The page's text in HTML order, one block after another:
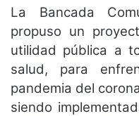
La Bancada
propuso un
utilidad pública a
salud, para
pandemia del
siendo